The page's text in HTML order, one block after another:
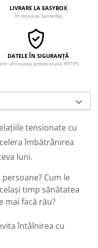
LIVRARE LA EASYBOX
În rețeaua Sameday
DATELE ÎN SIGURANȚĂ
utilizarea protocolului HTTPS
tensionate cu
îmbătrânirea
luni.
Cum le
timp sănătatea
mai facă rău?
întâlnirea cu